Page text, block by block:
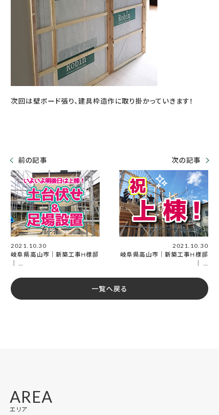
次回は壁ボード張り、建具枠造作に取り掛かっていきます！
前の記事
2021.10.30
岐阜県高山市｜新築工事H様邸
｜ …
一覧へ戻る
次の記事
2021.10.30
岐阜県高山市｜新築工事H様邸
｜ …
AREA
エリア